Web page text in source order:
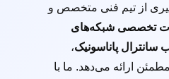
از تیم فنی متخصص و
تخصصی شبکه‌های
سانترال پاناسونیک،
ارائه می‌دهد. ما با